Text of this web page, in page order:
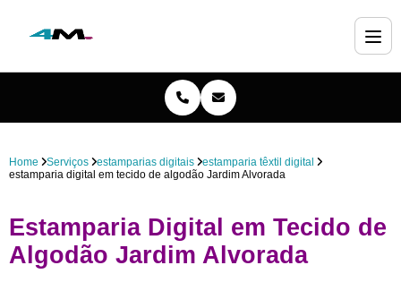
Home Serviços estamparias digitais
estamparia têxtil digital
estamparia digital em tecido de algodão Jardim Alvorada
Estamparia Digital em Tecido de
Algodão Jardim Alvorada